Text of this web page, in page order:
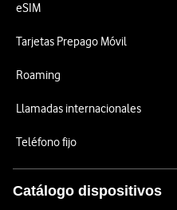
eSIM
Tarjetas Prepago Móvil
Roaming
Llamadas internacionales
Teléfono fijo
Catálogo dispositivos